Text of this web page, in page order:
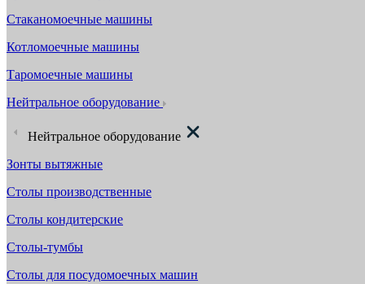
Стаканомоечные машины
Котломоечные машины
Таромоечные машины
Нейтральное оборудование
Нейтральное оборудование
Зонты вытяжные
Столы производственные
Столы кондитерские
Столы-тумбы
Столы для посудомоечных машин